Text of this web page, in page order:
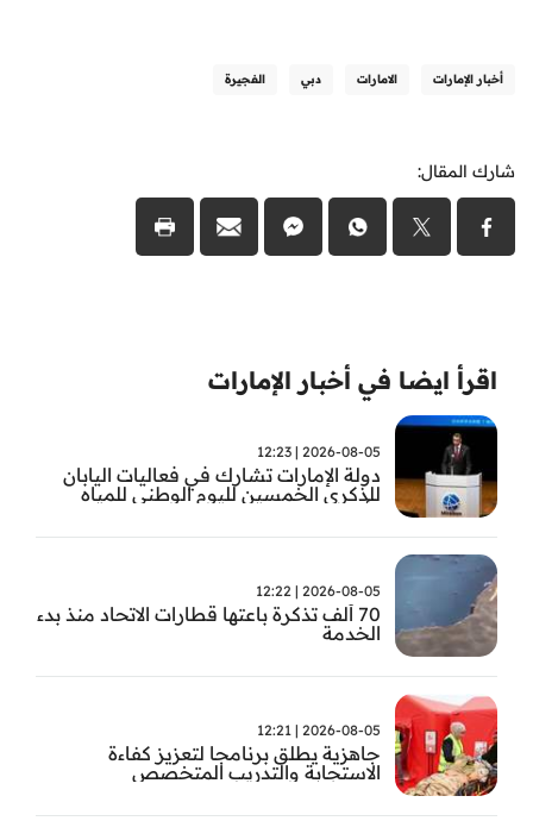
أخبار الإمارات الامارات دبي الفجيرة
شارك المقال:
اقرأ ايضا في أخبار الإمارات
2026-08-05 | 12:23
دولة الإمارات تشارك في فعاليات اليابان
للذكرى الخمسين لليوم الوطني للمياه
2026-08-05 | 12:22
70 ألف تذكرة باعتها قطارات الاتحاد منذ بدء
الخدمة
2026-08-05 | 12:21
جاهزية يطلق برنامجا لتعزيز كفاءة
الاستجابة والتدريب المتخصص